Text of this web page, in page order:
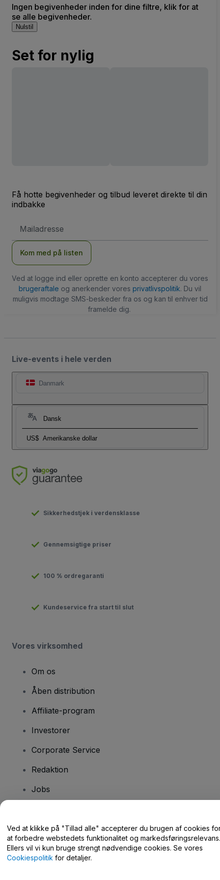
Ingen begivenheder inden for dine filtre, klik for at
se alle begivenheder.
Nulstil
Set for nylig
Få hotte begivenheder og tilbud leveret direkte til din
indbakke
adresse
Kom med på listen
Ved at logge ind eller oprette en konto accepterer du vores
brugeraftale og anerkender vores privatlivspolitik. Du vil
muligvis modtage SMS-beskeder fra os og kan til enhver tid
framelde dig.
Live-events i hele verden
Danmark
Dansk
US$ Amerikanske dollar
Sikkerhedstjek i verdensklasse
Gennemsigtige priser
100 % ordregaranti
Kundeservice fra start til slut
Vores virksomhed
Om os
Åben distribution
Affiliate-program
Investorer
Corporate Service
Redaktion
Jobs
Har du spørgsmål?
Hjælpecenter / Kontakt os
Ved at klikke på "Tillad alle" accepterer du brugen af cookies
at forbedre webstedets funktionalitet og markedsføringsrelevans.
Ellers vil vi kun bruge strengt nødvendige cookies. Se vores
Cookiespolitik for detaljer.